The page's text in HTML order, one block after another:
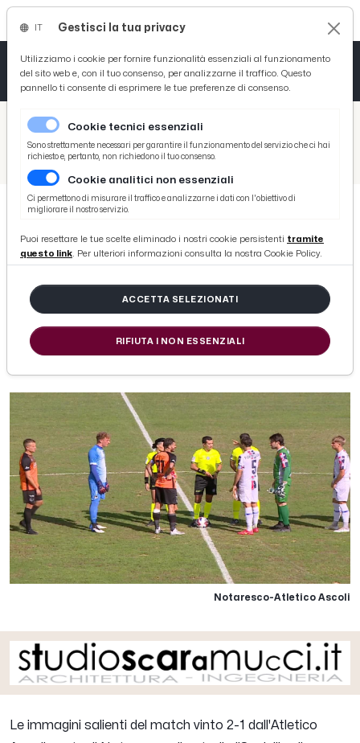
/ Picenotime
/ Atletico Ascoli
/ Serie D girone F, highlights Notaresco-Atletico Ascoli 1-2
Serie D girone F, highlights
Notaresco-Atletico Ascoli 1-2
lunedì 07 ottobre 2024
Notaresco-Atletico Ascoli
Le immagini salienti del match vinto 2-1 dall'Atletico
Gestisci la tua privacy
Utilizziamo i cookie per fornire funzionalità essenziali al funzionamento
del sito web e, con il tuo consenso, per analizzarne il traffico. Questo
pannello ti consente di esprimere le tue preferenze di consenso.
Cookie tecnici essenziali
Sono strettamente necessari per garantire il funzionamento del servizio che ci hai
richiesto e, pertanto, non richiedono il tuo consenso.
Cookie analitici non essenziali
Ci permettono di misurare il traffico e analizzarne i dati con l'obiettivo di
migliorare il nostro servizio.
Puoi resettare le tue scelte eliminado i nostri cookie persistenti tramite
questo link. Per ulteriori informazioni consulta la nostra Cookie Policy.
ACCETTA SELEZIONATI
RIFIUTA I NON ESSENZIALI
Tutto News
Tutto Sport
Basket
Ciclismo
Tutto Curiosità